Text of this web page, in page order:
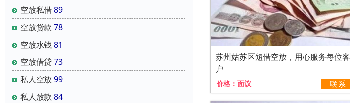
空放私借89
空放贷款 78
空放水钱81
空放借贷73
私人空放99
私人放款 84
苏州姑苏区短借空放，用心服务每位客
户
价格： 面议 联系